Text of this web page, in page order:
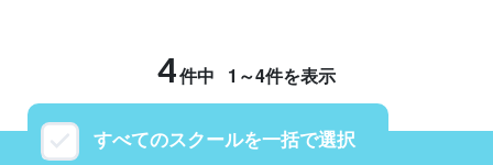
すべてのスクールを一括で選択
4件中 1～4件を表示